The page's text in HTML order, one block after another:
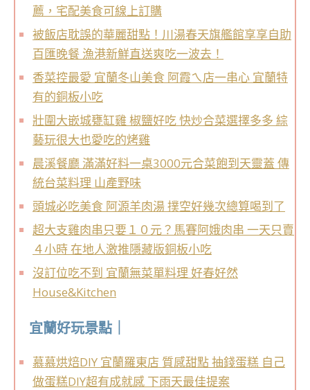
薦，宅配美食可線上訂購
被飯店耽誤的華麗甜點！川湯春天旗艦館享享自助
百匯晚餐 漁港新鮮直送爽吃一波去！
香菜控最愛 宜蘭冬山美食 阿霞ㄟ店一串心 宜蘭特
有的銅板小吃
壯圍大嵌城甕缸雞 椒鹽好吃 快炒合菜選擇多多 綜
藝玩很大也愛吃的烤雞
晨溪餐廳 滿滿好料一桌3000元合菜飽到天靈蓋 傳
統台菜料理 山產野味
頭城必吃美食 阿源羊肉湯 撲空好幾次總算喝到了
超大支雞肉串只要１０元？馬賽阿娥肉串 一天只賣
４小時 在地人激推隱藏版銅板小吃
沒訂位吃不到 宜蘭無菜單料理 好春好然
House&Kitchen
宜蘭好玩景點｜
慕慕烘焙DIY 宜蘭羅東店 質感甜點 抽錢蛋糕 自己
做蛋糕DIY超有成就感 下雨天最佳提案